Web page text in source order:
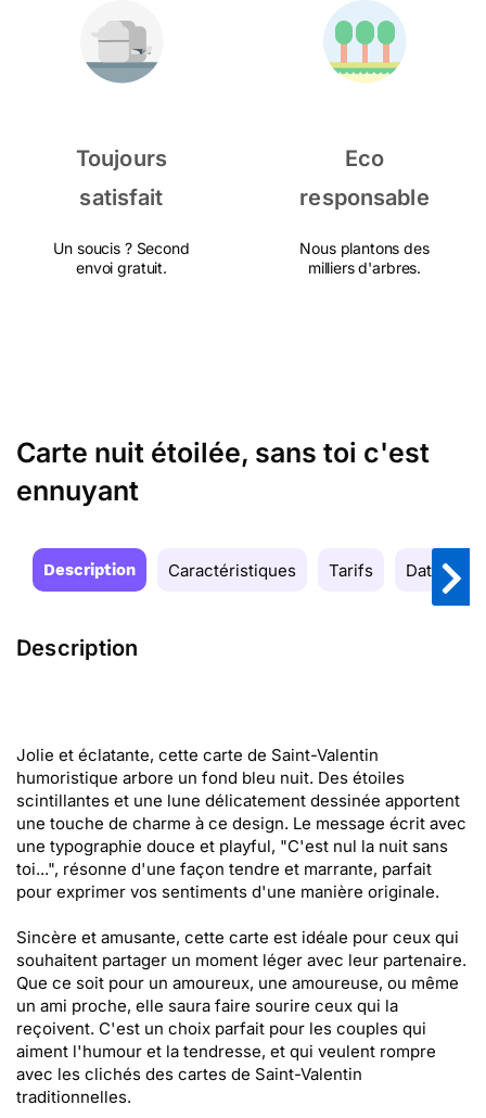
Toujours
satisfait
Un soucis ? Second
envoi gratuit.
Eco
responsable
Nous plantons des
milliers d'arbres.
Carte nuit étoilée, sans toi c'est
ennuyant
Description Caractéristiques Tarifs Date de
Description
Jolie et éclatante, cette carte de Saint-Valentin
humoristique arbore un fond bleu nuit. Des étoiles
scintillantes et une lune délicatement dessinée apportent
une touche de charme à ce design. Le message écrit avec
une typographie douce et playful, "C'est nul la nuit sans
toi...", résonne d'une façon tendre et marrante, parfait
pour exprimer vos sentiments d'une manière originale.
Sincère et amusante, cette carte est idéale pour ceux qui
souhaitent partager un moment léger avec leur partenaire.
Que ce soit pour un amoureux, une amoureuse, ou même
un ami proche, elle saura faire sourire ceux qui la
reçoivent. C'est un choix parfait pour les couples qui
aiment l'humour et la tendresse, et qui veulent rompre
avec les clichés des cartes de Saint-Valentin
traditionnelles.